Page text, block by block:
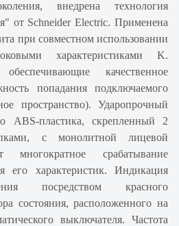
внедрена технология
от Schneider Electric. Применена
при совместном использовании
характеристиками K.
качественное
попадания подключаемого
пространство). Ударопрочный
ABS-пластика, скрепленный 2
с монолитной лицевой
срабатывание
его характеристик. Индикация
посредством красного
состояния, расположенного на
выключателя. Частота